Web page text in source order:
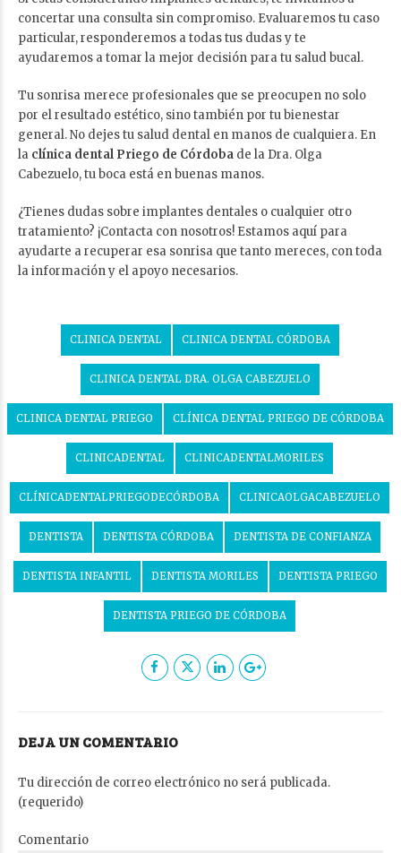
concertar una consulta sin compromiso. Evaluaremos tu caso
particular, responderemos a todas tus dudas y te
ayudaremos a tomar la mejor decisión para tu salud bucal.
Tu sonrisa merece profesionales que se preocupen no solo
por el resultado estético, sino también por tu bienestar
general. No dejes tu salud dental en manos de cualquiera. En
la clínica dental Priego de Córdoba de la Dra. Olga
Cabezuelo, tu boca está en buenas manos.
¿Tienes dudas sobre implantes dentales o cualquier otro
tratamiento? ¡Contacta con nosotros! Estamos aquí para
ayudarte a recuperar esa sonrisa que tanto mereces, con toda
la información y el apoyo necesarios.
CLINICA DENTAL CLINICA DENTAL CÓRDOBA
CLINICA DENTAL DRA. OLGA CABEZUELO
CLINICA DENTAL PRIEGO CLÍNICA DENTAL PRIEGO DE CÓRDOBA
CLINICADENTAL CLINICADENTALMORILES
CLÍNICADENTALPRIEGODECÓRDOBA CLINICAOLGACABEZUELO
DENTISTA DENTISTA CÓRDOBA DENTISTA DE CONFIANZA
DENTISTA INFANTIL DENTISTA MORILES DENTISTA PRIEGO
DENTISTA PRIEGO DE CÓRDOBA
DEJA UN COMENTARIO
Tu dirección de correo electrónico no será publicada.
(requerido)
Comentario